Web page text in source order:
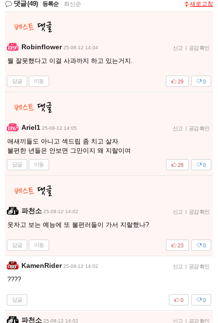
댓글(49) 등록순 최신순 새로고침
Robinflower 25-08-12 14:04 신고 | 공감 확인
뭘 잘못했다고 이걸 사과까지 하고 있는거지.
답글 이동 0
29
Ariel1 25-08-12 14:05 신고 | 공감 확인
애새끼들도 아니고 섹드립 좀 치고 살자
불편한 년들은 안보면 그만이지 왜 지랄이여
답글 이동 0
28
파천소 25-08-12 14:02 신고 | 공감 확인
웃자고 보는 예능에 또 불편러들이 가서 지랄했나?
답글 이동 0
23
KamenRider 25-08-12 14:02 신고 | 공감 확인
????
답글 0
0
파천소 25-08-12 14:02 신고 | 공감 확인